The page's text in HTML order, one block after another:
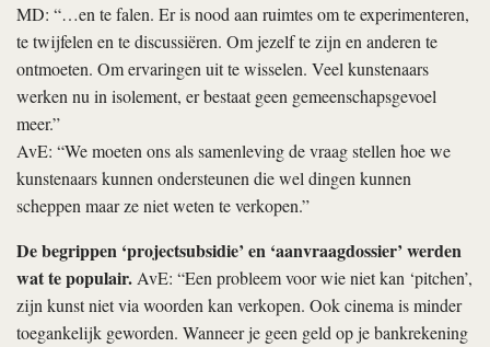
MD: “…en te falen. Er is nood aan ruimtes om te experimenteren,
te twijfelen en te discussiëren. Om jezelf te zijn en anderen te
ontmoeten. Om ervaringen uit te wisselen. Veel kunstenaars
werken nu in isolement, er bestaat geen gemeenschapsgevoel
meer.”
AvE: “We moeten ons als samenleving de vraag stellen hoe we
kunstenaars kunnen ondersteunen die wel dingen kunnen
scheppen maar ze niet weten te verkopen.”
De begrippen ‘projectsubsidie’ en ‘aanvraagdossier’ werden
wat te populair. AvE: “Een probleem voor wie niet kan ‘pitchen’,
zijn kunst niet via woorden kan verkopen. Ook cinema is minder
toegankelijk geworden. Wanneer je geen geld op je bankrekening